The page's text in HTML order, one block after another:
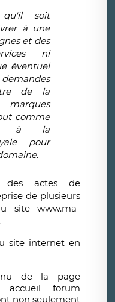
soit
àune
et des
ni
éventuel
de la
comme
à la
pour
des actes de
de plusieurs
site www.ma-
site internet en
de la page
accueil forum
non seulement